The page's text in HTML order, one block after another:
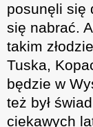
posunęli się
się nabrać.
takim
Tuska,
będzie w
też był
ciekawych